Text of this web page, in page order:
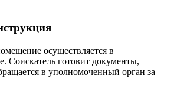
осуществляется в
Соискатель готовит документы,
в уполномоченный орган за